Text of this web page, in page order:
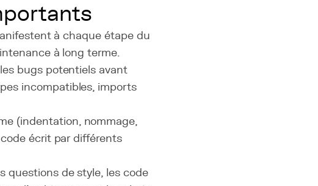
à chaque étape du
à long terme.
bugs potentiels avant
incompatibles, imports
(indentation, nommage,
écrit par différents
questions de style, les code